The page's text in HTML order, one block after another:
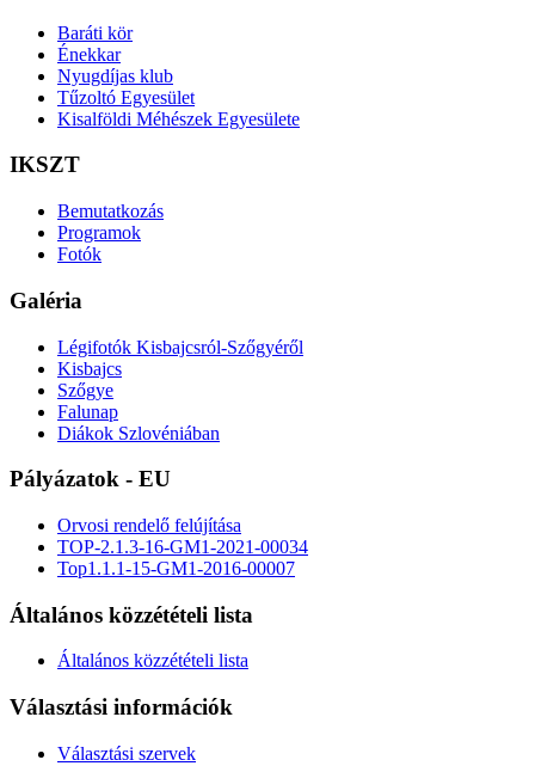
Baráti kör
Énekkar
Nyugdíjas klub
Tűzoltó Egyesület
Kisalföldi Méhészek Egyesülete
IKSZT
Bemutatkozás
Programok
Fotók
Galéria
Légifotók Kisbajcsról-Szőgyéről
Kisbajcs
Szőgye
Falunap
Diákok Szlovéniában
Pályázatok - EU
Orvosi rendelő felújítása
TOP-2.1.3-16-GM1-2021-00034
Top1.1.1-15-GM1-2016-00007
Általános közzétételi lista
Általános közzétételi lista
Választási információk
Választási szervek